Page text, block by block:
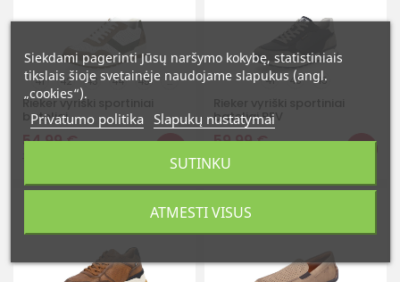
41 42 43 44 45 ...
Rieker vyriški sportiniai
bateliai
54,99 €
41 43 45
bateliai REV
59,99 €
119,99 €
-55%
Siekdami pagerinti Jūsų naršymo kokybę, statistiniais
tikslais šioje svetainėje naudojame slapukus (angl.
„cookies“).
Privatumo politika Slapukų nustatymai
ATMESTI VISUS
SUTINKU